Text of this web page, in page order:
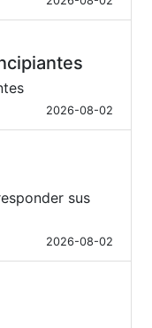
2026-08-02
sus
2026-08-02